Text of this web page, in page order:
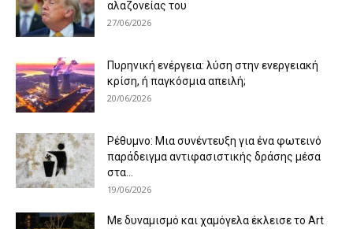
αλαζονείας του
27/06/2026
Πυρηνική ενέργεια: λύση στην ενεργειακή
κρίση, ή παγκόσμια απειλή;
20/06/2026
Ρέθυμνο: Μια συνέντευξη για ένα φωτεινό
παράδειγμα αντιφασιστικής δράσης μέσα
στα...
19/06/2026
Με δυναμισμό και χαμόγελα έκλεισε το Art